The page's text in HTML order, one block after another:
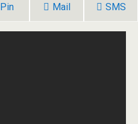
Pin Mail SMS